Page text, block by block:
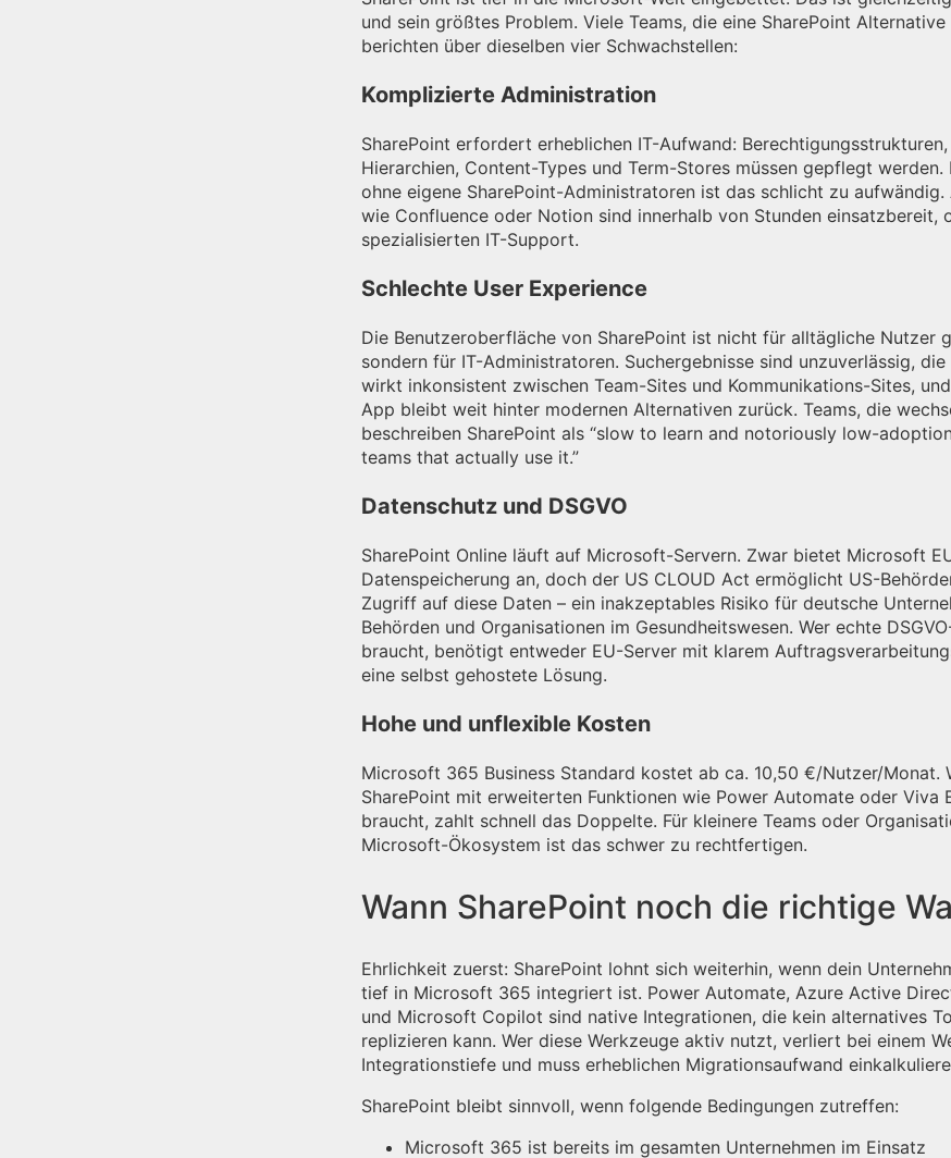
und sein größtes Problem. Viele Teams, die eine SharePoint Alternative
berichten über dieselben vier Schwachstellen:
Komplizierte Administration
SharePoint erfordert erheblichen IT-Aufwand:
Hierarchien, Content-Types und Term-Stores müssen gepflegt werden.
ohne eigene SharePoint-Administratoren ist das schlicht zu aufwändig.
wie Confluence oder Notion sind innerhalb von Stunden einsatzbereit,
spezialisierten IT-Support.
Schlechte User Experience
Die Benutzeroberfläche von SharePoint ist nicht für alltägliche Nutzer
sondern für IT-Administratoren. Suchergebnisse sind unzuverlässig,
wirkt inkonsistent zwischen Team-Sites und Kommunikations-Sites,
App bleibt weit hinter modernen Alternativen zurück. Teams, die
beschreiben SharePoint als “slow to learn and notoriously low-
teams that actually use it.”
Datenschutz und DSGVO
SharePoint Online läuft auf Microsoft-Servern. Zwar bietet Microsoft
Datenspeicherung an, doch der US CLOUD Act ermöglicht US-
Zugriff auf diese Daten – ein inakzeptables Risiko für deutsche
Behörden und Organisationen im Gesundheitswesen. Wer echte
braucht, benötigt entweder EU-Server mit klarem
eine selbst gehostete Lösung.
Hohe und unflexible Kosten
Microsoft 365 Business Standard kostet ab ca. 10,50 €/Nutzer/Monat.
SharePoint mit erweiterten Funktionen wie Power Automate oder Viva
braucht, zahlt schnell das Doppelte. Für kleinere Teams oder
Microsoft-Ökosystem ist das schwer zu rechtfertigen.
Wann SharePoint noch die richtige
Ehrlichkeit zuerst: SharePoint lohnt sich weiterhin, wenn dein
tief in Microsoft 365 integriert ist. Power Automate, Azure Active
und Microsoft Copilot sind native Integrationen, die kein alternatives
replizieren kann. Wer diese Werkzeuge aktiv nutzt, verliert bei einem
Integrationstiefe und muss erheblichen Migrationsaufwand
SharePoint bleibt sinnvoll, wenn folgende Bedingungen zutreffen:
Microsoft 365 ist bereits im gesamten Unternehmen im Einsatz